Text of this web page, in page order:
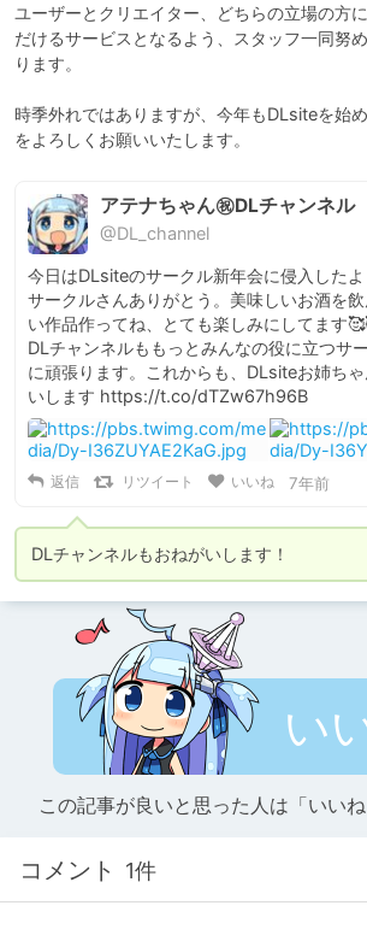
ユーザーとクリエイター、どちらの立場の方
だけるサービスとなるよう、スタッフ一同努
ります。
時季外れではありますが、今年もDLsiteを始
をよろしくお願いいたします。
アテナちゃん㊗DLチャンネル
@DL_channel
今日はDLsiteのサークル新年会に侵入した
サークルさんありがとう。美味しいお酒を
い作品作ってね、とても楽しみにしてます
DLチャンネルももっとみんなの役に立つサ
に頑張ります。これからも、DLsiteお姉ち
いします https://t.co/dTZw67h96B
返信 リツイート いいね 7年前
DLチャンネルもおねがいします！
い
この記事が良いと思った人は「いい
コメント 1件